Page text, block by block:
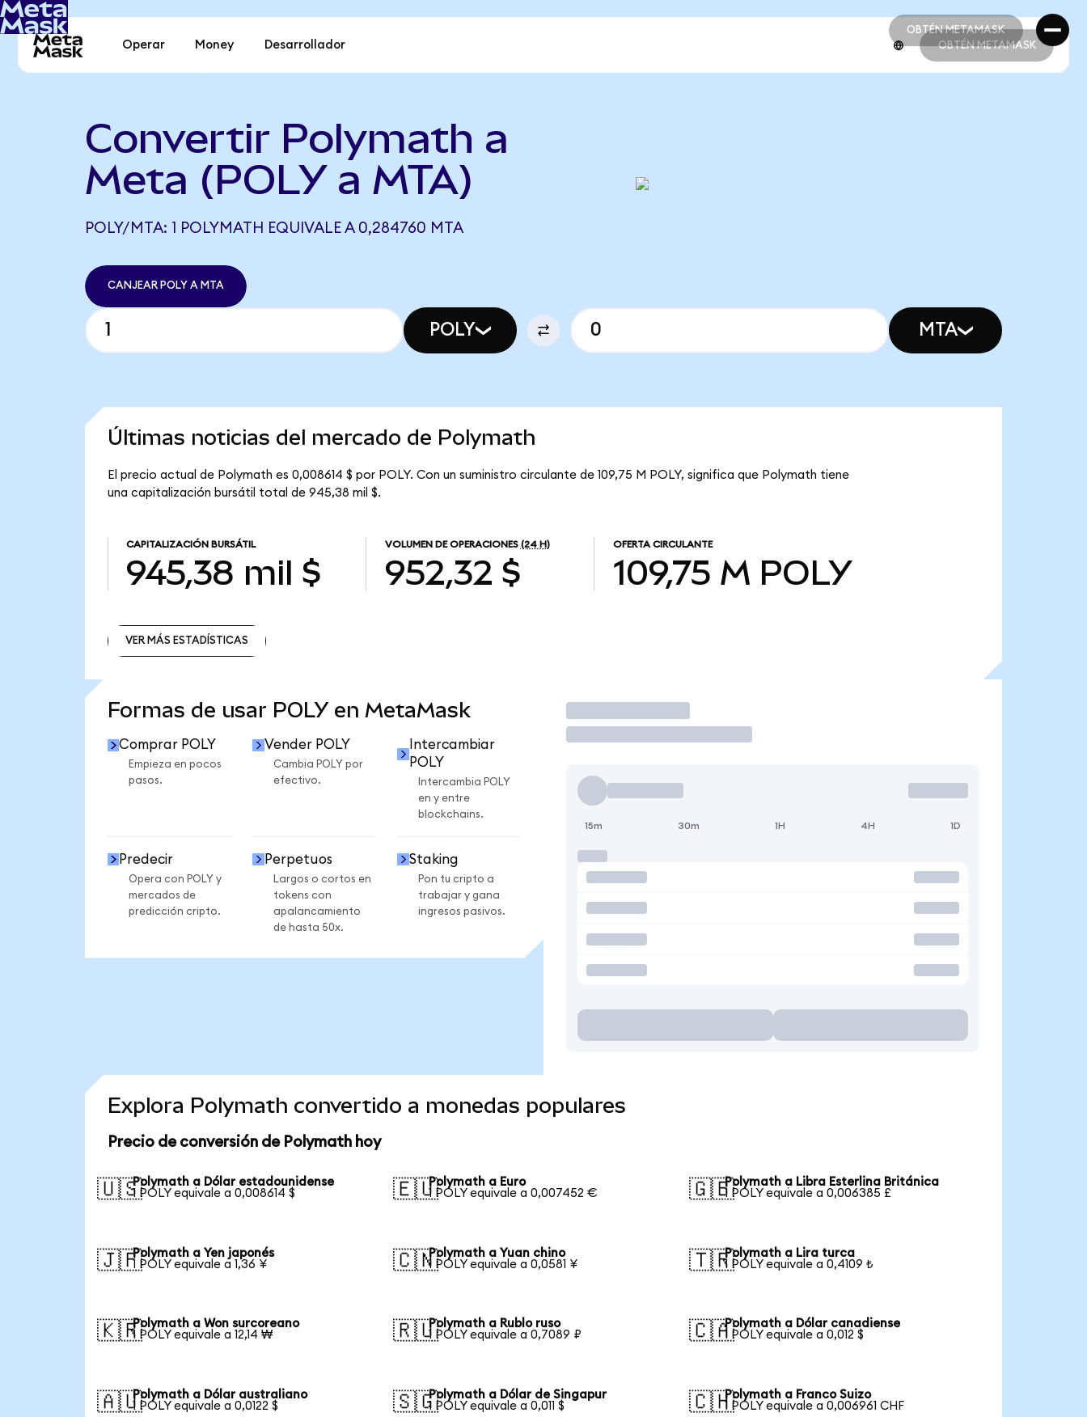
OBTÉN METAMASK
OBTÉN METAMASK
Operar Money Desarrollador OBTÉN METAMASK
Convertir Polymath a
Meta (POLY a MTA)
POLY/MTA: 1 POLYMATH EQUIVALE A 0,284760 MTA
CANJEAR POLY A MTA
POLY MTA
Últimas noticias del mercado de Polymath
El precio actual de Polymath es 0,008614 $ por POLY. Con un suministro circulante de 109,75 M POLY, significa que Polymath tiene
una capitalización bursátil total de 945,38 mil $.
CAPITALIZACIÓN BURSÁTIL
945,38 mil $
VOLUMEN DE OPERACIONES (24 H)
952,32 $
OFERTA CIRCULANTE
109,75 M POLY
VER MÁS ESTADÍSTICAS
Formas de usar POLY en MetaMask
Comprar POLY
Empieza en pocos
pasos.
Vender POLY
Cambia POLY por
efectivo.
Intercambiar
POLY
Intercambia POLY
en y entre
blockchains.
Predecir
Opera con POLY y
mercados de
predicción cripto.
Perpetuos
Largos o cortos en
tokens con
apalancamiento
de hasta 50x.
Staking
Pon tu cripto a
trabajar y gana
ingresos pasivos.
Operar
15m 30m 1H 4H 1D
Explora Polymath convertido a monedas populares
Precio de conversión de Polymath hoy
🇺🇸Polymath a Dólar estadounidense
1 POLY equivale a 0,008614 $
🇪🇺Polymath a Euro
1 POLY equivale a 0,007452 €
🇬🇧Polymath a Libra Esterlina Británica
1 POLY equivale a 0,006385 £
🇯🇵Polymath a Yen japonés
1 POLY equivale a 1,36 ¥
🇨🇳Polymath a Yuan chino
1 POLY equivale a 0,0581 ¥
🇹🇷Polymath a Lira turca
1 POLY equivale a 0,4109 ₺
🇰🇷Polymath a Won surcoreano
1 POLY equivale a 12,14 ₩
🇷🇺Polymath a Rublo ruso
1 POLY equivale a 0,7089 ₽
🇨🇦Polymath a Dólar canadiense
1 POLY equivale a 0,012 $
🇦🇺Polymath a Dólar australiano
1 POLY equivale a 0,0122 $
🇸🇬Polymath a Dólar de Singapur
1 POLY equivale a 0,011 $
🇨🇭Polymath a Franco Suizo
1 POLY equivale a 0,006961 CHF